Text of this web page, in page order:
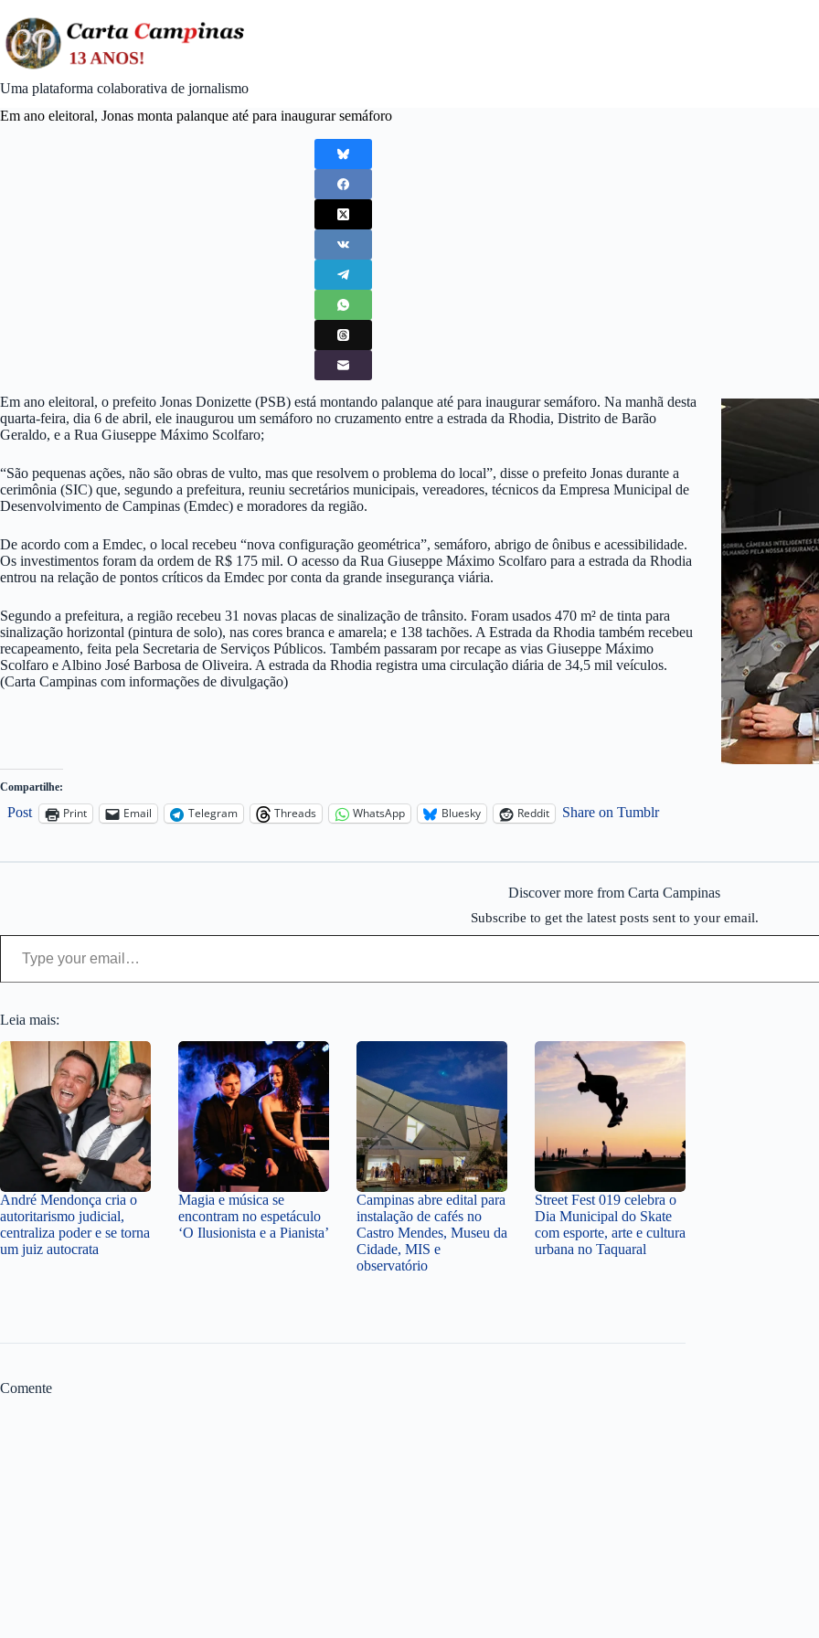
content
Uma plataforma colaborativa de jornalismo
Em ano eleitoral, Jonas monta palanque até para inaugurar semáforo
Em ano eleitoral, o prefeito Jonas Donizette (PSB) está montando palanque até para inaugurar semáforo. Na manhã desta
quarta-feira, dia 6 de abril, ele inaugurou um semáforo no cruzamento entre a estrada da Rhodia, Distrito de Barão
Geraldo, e a Rua Giuseppe Máximo Scolfaro;
“São pequenas ações, não são obras de vulto, mas que resolvem o problema do local”, disse o prefeito Jonas durante a
cerimônia (SIC) que, segundo a prefeitura, reuniu secretários municipais, vereadores, técnicos da Empresa Municipal de
Desenvolvimento de Campinas (Emdec) e moradores da região.
De acordo com a Emdec, o local recebeu “nova configuração geométrica”, semáforo, abrigo de ônibus e acessibilidade.
Os investimentos foram da ordem de R$ 175 mil. O acesso da Rua Giuseppe Máximo Scolfaro para a estrada da Rhodia
entrou na relação de pontos críticos da Emdec por conta da grande insegurança viária.
Segundo a prefeitura, a região recebeu 31 novas placas de sinalização de trânsito. Foram usados 470 m² de tinta para
sinalização horizontal (pintura de solo), nas cores branca e amarela; e 138 tachões. A Estrada da Rhodia também recebeu
recapeamento, feita pela Secretaria de Serviços Públicos. Também passaram por recape as vias Giuseppe Máximo
Scolfaro e Albino José Barbosa de Oliveira. A estrada da Rhodia registra uma circulação diária de 34,5 mil veículos.
(Carta Campinas com informações de divulgação)
Compartilhe:
Post Print Email Telegram Threads WhatsApp Bluesky Reddit Share on Tumblr
Discover more from Carta Campinas
Subscribe to get the latest posts sent to your email.
Type your email…
Leia mais:
André Mendonça cria o
autoritarismo judicial,
centraliza poder e se torna
um juiz autocrata
Magia e música se
encontram no espetáculo
‘O Ilusionista e a Pianista’
Campinas abre edital para
instalação de cafés no
Castro Mendes, Museu da
Cidade, MIS e
observatório
Street Fest 019 celebra o
Dia Municipal do Skate
com esporte, arte e cultura
urbana no Taquaral
Comente